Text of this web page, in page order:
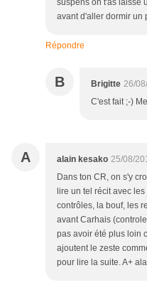
suspens on t'as laissé
avant d'aller dormir un
Répondre
B Brigitte 26/
C'est fait ;-)
A alain kesako 25/08/
Dans ton CR, on s'y
lire un tel récit avec
contrôles, la bouf, les
avant Carhais
pas avoir été plus loin
ajoutent le zeste
pour lire la suite. A+